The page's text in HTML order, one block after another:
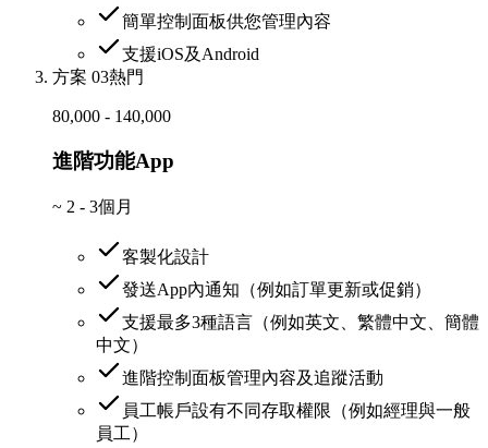
簡單控制面板供您管理內容
支援iOS及Android
方案 03熱門
80,000 - 140,000
進階功能App
~ 2 - 3個月
客製化設計
發送App內通知（例如訂單更新或促銷）
支援最多3種語言（例如英文、繁體中文、簡體
中文）
進階控制面板管理內容及追蹤活動
員工帳戶設有不同存取權限（例如經理與一般
員工）